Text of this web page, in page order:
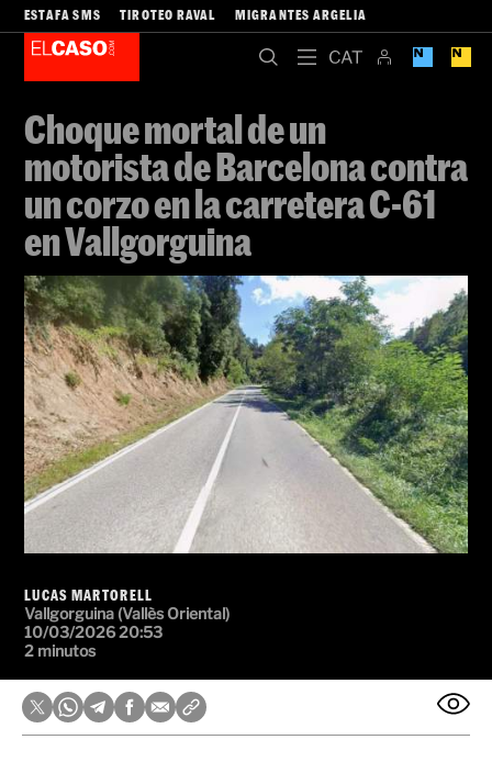
ESTAFA SMS TIROTEO RAVAL MIGRANTES ARGELIA
Choque mortal de un
motorista de Barcelona contra
un corzo en la carretera C-61
en Vallgorguina
LUCAS MARTORELL
Vallgorguina (Vallès Oriental)
10/03/2026 20:53
2 minutos